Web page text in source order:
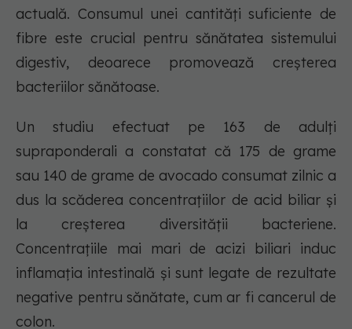
actuală. Consumul unei cantități suficiente de
fibre este crucial pentru sănătatea sistemului
digestiv, deoarece promovează creșterea
bacteriilor sănătoase.
Un studiu efectuat pe 163 de adulți
supraponderali a constatat că 175 de grame
sau 140 de grame de avocado consumat zilnic a
dus la scăderea concentrațiilor de acid biliar și
la creșterea diversității bacteriene.
Concentrațiile mai mari de acizi biliari induc
inflamația intestinală și sunt legate de rezultate
negative pentru sănătate, cum ar fi cancerul de
colon.